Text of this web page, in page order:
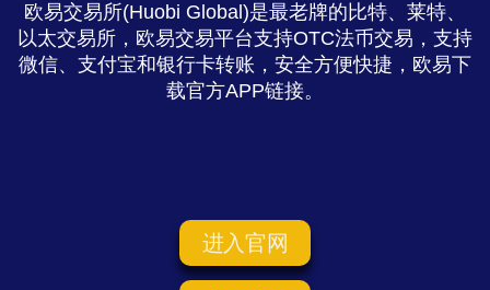
欧易交易所(Huobi Global)是最老牌的比特、莱特、
以太交易所，欧易交易平台支持OTC法币交易，支持
微信、支付宝和银行卡转账，安全方便快捷，欧易下
载官方APP链接。
进入官网